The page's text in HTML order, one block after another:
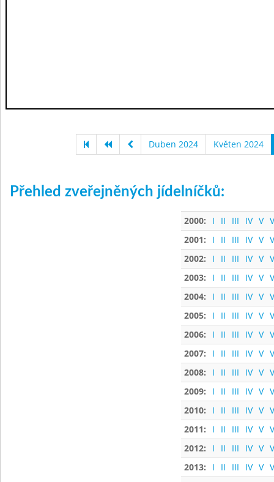
Duben 2024 Květen 2024
Přehled zveřejněných jídelníčků:
2000: I II III IV V
2001:
I II III IV V
2002:
I II III IV V
2003:
I II III IV V
2004:
I II III IV V
2005:
I II III IV V
2006:
I II III IV V
2007:
I II III IV V
2008:
I II III IV V
2009:
I II III IV V
2010:
I II III IV V
2011:
I II III IV V
2012:
I II III IV V
2013:
I II III IV V